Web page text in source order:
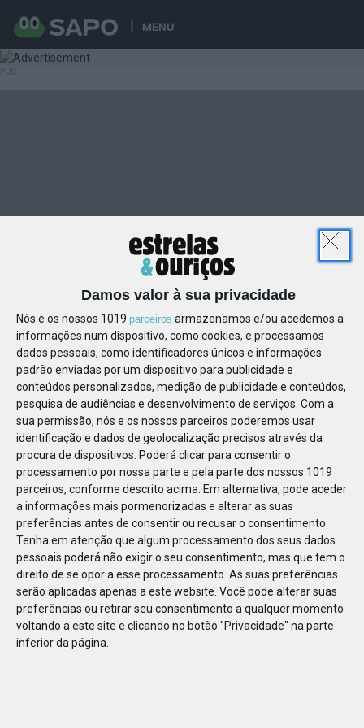
Damos valor à sua privacidade
Nós e os nossos 1019 parceiros armazenamos e/ou acedemos a
informações num dispositivo, como cookies, e processamos
dados pessoais, como identificadores únicos e informações
padrão enviadas por um dispositivo para publicidade e
conteúdos personalizados, medição de publicidade e conteúdos,
pesquisa de audiências e desenvolvimento de serviços. Com a
sua permissão, nós e os nossos parceiros poderemos usar
identificação e dados de geolocalização precisos através da
procura de dispositivos. Poderá clicar para consentir o
processamento por nossa parte e pela parte dos nossos 1019
parceiros, conforme descrito acima. Em alternativa, pode aceder
a informações mais pormenorizadas e alterar as suas
preferências antes de consentir ou recusar o consentimento.
Tenha em atenção que algum processamento dos seus dados
pessoais poderá não exigir o seu consentimento, mas que tem o
direito de se opor a esse processamento. As suas preferências
serão aplicadas apenas a este website. Você pode alterar suas
preferências ou retirar seu consentimento a qualquer momento
voltando a este site e clicando no botão "Privacidade" na parte
inferior da página.
MENU
80224889096464